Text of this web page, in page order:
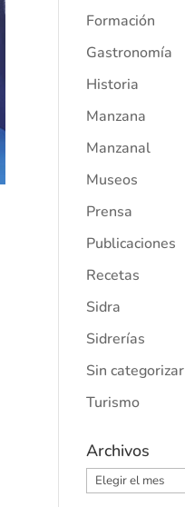
Formación
Gastronomía
Historia
Manzana
Manzanal
Museos
Prensa
Publicaciones
Recetas
Sidra
Sidrerías
Sin categorizar
Turismo
Archivos
Archivos